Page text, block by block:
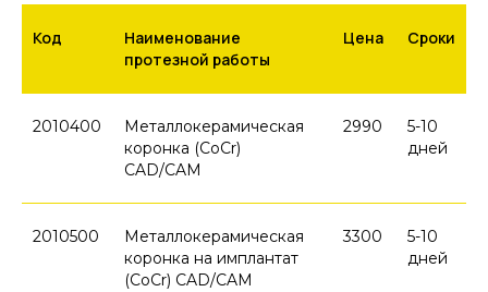
Код
Наименование
протезной работы
Цена Сроки
2010400
Металлокерамическая
коронка (CoCr)
CAD/CAM
2990
5-10
дней
2010500
Металлокерамическая
коронка на имплантат
(CoCr) CAD/CAM
3300
5-10
дней